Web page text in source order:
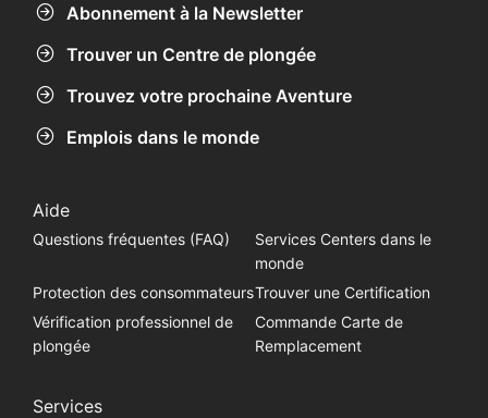
Abonnement à la Newsletter
Trouver un Centre de plongée
Trouvez votre prochaine Aventure
Emplois dans le monde
Aide
Questions fréquentes (FAQ)
Services Centers dans le
monde
Protection des consommateursTrouver une Certification
Vérification professionnel de
plongée
Commande Carte de
Remplacement
Services